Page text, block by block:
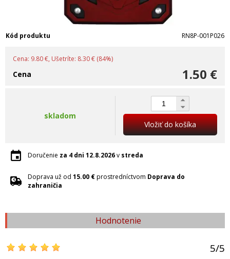
Kód produktu RN8P-001P026
Cena: 9.80 €, Ušetríte: 8.30 € (84%)
1.50 €
Cena
skladom
Vložiť do košíka
Doručenie za 4 dni 12.8.2026v streda
Doprava už od 15.00 €prostredníctvom Doprava do
zahraničia
Hodnotenie
5/5